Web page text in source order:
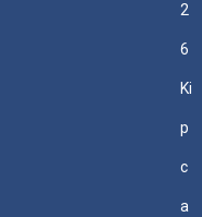
2
6
Ki
p
c
a